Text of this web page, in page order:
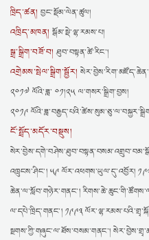
ཁྲིད་ཚན།བྱང་སྡོམ་ལེན་ཚུལ།
འཁྲིད་མཁན།སྒོམ་སྡེ་ལྷ་རམས་པ།
སྒྲ་སྒྲིག་བཟོ་བ།ཐུབ་བསྟན་ཚེ་རིང་།
འགྲེམས་སྤེལ་སྒྲིག་སྦྱོར།
༢༠༡༧ ལོའི་ཟླ་ ༠༡།༢༥ ལ་གསར་སྒྲིག་བྱས།
༢༠༡༩
ངོ་སྤྲོད་མདོར་བསྡུས།
འཁྲུངས་ཤིང་། ༥༩ ལོར་འཕགས་ཡུལ་དུ་འབྱོར།
ཆེན་ལ་སློབ་གཉེར་གནང་།
ལ་དཔེ་ཁྲིད་གནང་། ༡༩༩༣
སྔགས་ཀྱི་གཞུང་ལ་ཐོས་བསམ་གནང་།